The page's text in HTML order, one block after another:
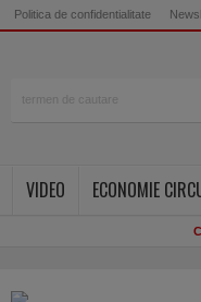
Politica de confidentialitate
VIDEO ECONOMIE